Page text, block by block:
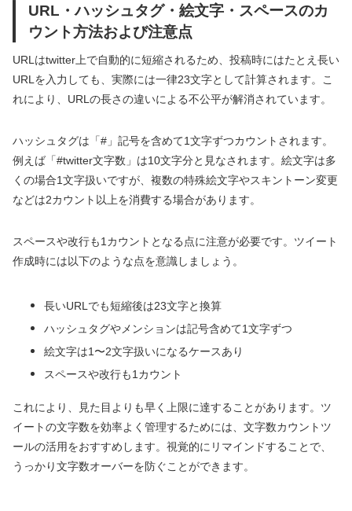
URL・ハッシュタグ・絵文字・スペースのカ
ウント方法および注意点
URLはtwitter上で自動的に短縮されるため、投稿時にはたとえ長い
URLを入力しても、実際には一律23文字として計算されます。こ
れにより、URLの長さの違いによる不公平が解消されています。
ハッシュタグは「#」記号を含めて1文字ずつカウントされます。
例えば「#twitter文字数」は10文字分と見なされます。絵文字は多
くの場合1文字扱いですが、複数の特殊絵文字やスキントーン変更
などは2カウント以上を消費する場合があります。
スペースや改行も1カウントとなる点に注意が必要です。ツイート
作成時には以下のような点を意識しましょう。
長いURLでも短縮後は23文字と換算
ハッシュタグやメンションは記号含めて1文字ずつ
絵文字は1〜2文字扱いになるケースあり
スペースや改行も1カウント
これにより、見た目よりも早く上限に達することがあります。ツ
イートの文字数を効率よく管理するためには、文字数カウントツ
ールの活用をおすすめします。視覚的にリマインドすることで、
うっかり文字数オーバーを防ぐことができます。